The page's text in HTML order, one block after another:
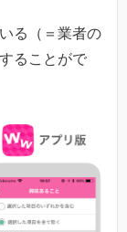
る（＝業者の
ることがで